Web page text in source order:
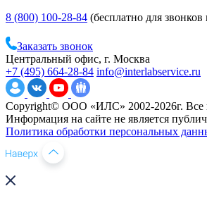
8 (800) 100-28-84 (бесплатно для
Заказать звонок
Центральный офис, г. Москва
+7 (495) 664-28-84 info@interlabservice.ru
Copyright© ООО «ИЛС» 2002-2026г. Все
Информация на сайте не является
Политика обработки персональных